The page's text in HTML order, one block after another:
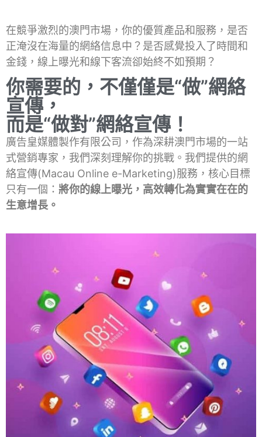
在競爭激烈的澳門市場，你的優質產品和服務，是否
正淹沒在海量的網絡信息中？是否感覺投入了時間和
金錢，線上曝光和線下客流卻始終不如預期？
你需要的，不僅僅是“做”網絡
宣傳，
而是“做對”網絡宣傳！
廣告皇媒體製作有限公司，作為深耕澳門市場的一站
式營銷專家，我們深刻理解你的挑戰。我們提供的網
絡宣傳(Macau Online e-Marketing)服務，核心目標
只有一個： 將你的線上曝光，高效轉化為實實在在的
生意增長。